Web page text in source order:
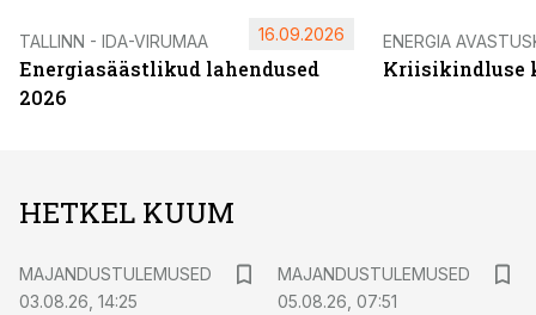
TALLINN - IDA-VIRUMAA
Energiasäästlikud lahendused
2026
16.09.2026 ENERGIA
Kriisikindluse
HETKEL KUUM
MAJANDUSTULEMUSED
03.08.26, 14:25
MAJANDUSTULEMUSED
05.08.26, 07:51